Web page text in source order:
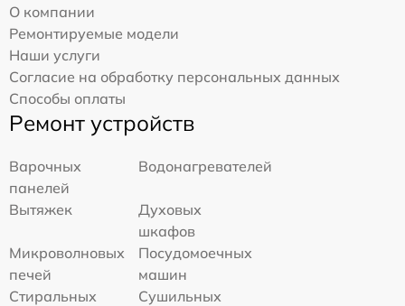
О компании
Ремонтируемые модели
Наши услуги
Согласие на обработку персональных данных
Способы оплаты
Ремонт устройств
Варочных
панелей
Водонагревателей
Вытяжек
Духовых
шкафов
Микроволновых
печей
Посудомоечных
машин
Стиральных
Сушильных